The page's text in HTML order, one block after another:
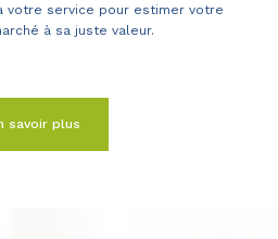
votre service pour estimer votre
à sa juste valeur.
savoir plus